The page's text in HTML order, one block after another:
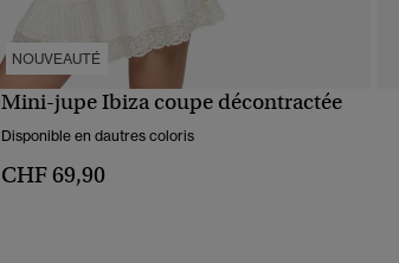
NOUVEAUTÉ
APERÇU RAPIDE
Mini-jupe Ibiza coupe décontractée
Disponible en dautres coloris
CHF 69,90